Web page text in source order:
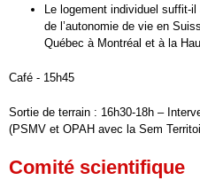
Le logement individuel suffit-
de l’autonomie de vie en
Québec à Montréal et à la
Café - 15h45
Sortie de terrain : 16h30-18h –
(PSMV et OPAH avec la Sem
Comité scientifique